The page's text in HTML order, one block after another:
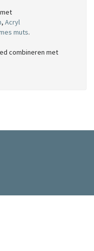
, Acryl
muts.
combineren met